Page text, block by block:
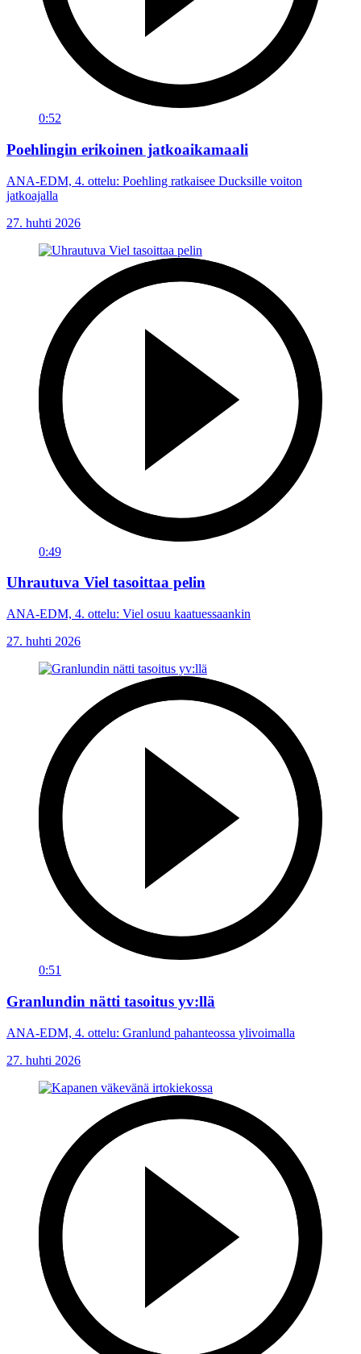
0:52
Poehlingin erikoinen jatkoaikamaali
ANA-EDM, 4. ottelu: Poehling ratkaisee Ducksille voiton
jatkoajalla
27. huhti 2026
0:49
Uhrautuva Viel tasoittaa pelin
ANA-EDM, 4. ottelu: Viel osuu kaatuessaankin
27. huhti 2026
0:51
Granlundin nätti tasoitus yv:llä
ANA-EDM, 4. ottelu: Granlund pahanteossa ylivoimalla
27. huhti 2026